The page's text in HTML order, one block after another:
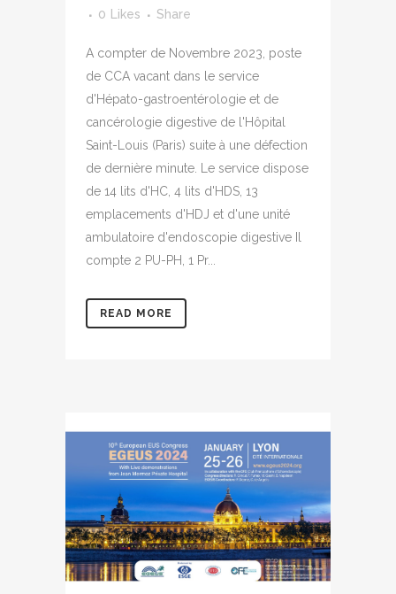
0 Likes Share
A compter de Novembre 2023, poste
de CCA vacant dans le service
d'Hépato-gastroentérologie et de
cancérologie digestive de l'Hôpital
Saint-Louis (Paris) suite à une défection
de dernière minute. Le service dispose
de 14 lits d'HC, 4 lits d'HDS, 13
emplacements d'HDJ et d'une unité
ambulatoire d'endoscopie digestive Il
compte 2 PU-PH, 1 Pr...
READ MORE